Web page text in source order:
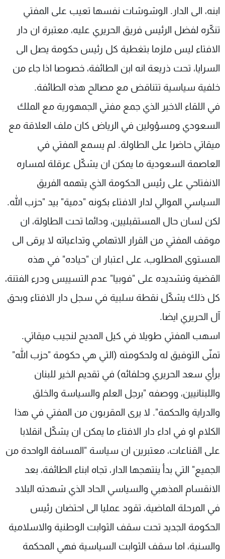
ابنه، الى الدار. الوشوشات نفسها تعيب على المفتي
تنكّره لفضل الرئيس فريق الحريري عليه، معتبرة ان دار
الافتاء ليس ملزما بتغطية كل رئيس حكومة يصل الى
السرايا، تحت ذريعة انه ابن الطائفة، خصوصا اذا جاء من
خلفية سياسية تتناقض مع مصالح هذه الطائفة.
في اللقاء الاخير الذي جمع مفتي الجمهورية مع الملك
السعودي ومسؤولين في الرياض كان ملف العلاقة مع
ميقاتي حاضرا على الطاولة. لم يسمع المفتي في
العاصمة السعودية ما يمكن ان يشكّل عرقلة لمساره
الانفتاحي على رئيس الحكومة الذي يتهمه الفريق
السياسي الموالي لدار الافتاء بكونه "دمية" بيد "حزب الله.
لكن لسان حال المستقبليين، ودائما تحت الطاولة، ان
موقف المفتي من القرار الاتهامي وتداعياته لا يرقى الى
المستوى المطلوب، على اعتبار ان "حياده" في هذه
القضية وتشديده على "فوبيا" عدم التسييس ودرء الفتنة،
كل ذلك يشكّل نقطة سلبية في سجل دار الافتاء وبحق
آل الحريري ايضا.
اسهب المفتي طويلا في كيل المديح لنجيب ميقاتي.
تمنّى التوفيق له ولحكومته (التي هي حكومة "حزب الله"
برأي سعد الحريري وحلفائه) في تقديم الخير للبنان
واللبنانيين، ووصفه "برجل العلم والسياسة والخلق
والدراية والحكمة". لا يرى المقربون من المفتي في هذا
الكلام او في اداء دار الافتاء ما يمكن ان يشكّل انقلابا
على القناعات، معتبرين ان سياسة "المسافة الواحدة من
الجميع" التي بدأ ينتهجها الدار، تجاه ابناء الطائفة، بعد
الانقسام المذهبي والسياسي الحاد الذي شهدته البلاد
في المرحلة الماضية، تقود عمليا الى احتضان رئيس
الحكومة الجديد تحت سقف الثوابت الوطنية والاسلامية
والسنية، اما سقف الثوابت السياسية فهي المحكمة